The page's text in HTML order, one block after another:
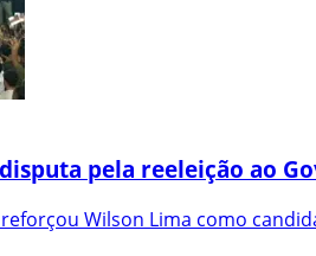
pela reeleição ao
Wilson Lima como